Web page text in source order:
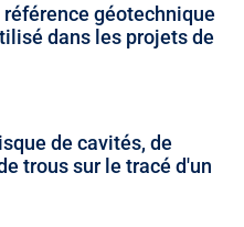
géotechnique
dans les projets de
de cavités, de
trous sur le tracé d'un